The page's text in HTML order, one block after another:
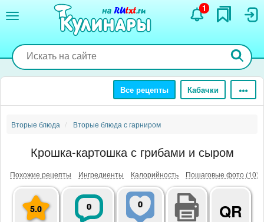
содержанию
1
Все рецепты Кабачки
Вторые блюда Вторые блюда с гарниром
Крошка-картошка с грибами и сыром
Похожие рецепты Ингредиенты Калорийность Пошаговые фото (10)
5.0 0 0 QR